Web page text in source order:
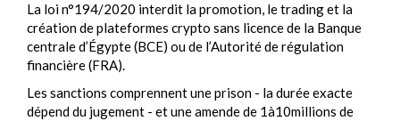
La loi n°194/2020 interdit la promotion, le trading et la
création de plateformes crypto sans licence de la Banque
centrale d’Égypte (BCE) ou de l’Autorité de régulation
financière (FRA).
Les sanctions comprennent une prison - la durée exacte
dépend du jugement - et une amende de 1à10millions de